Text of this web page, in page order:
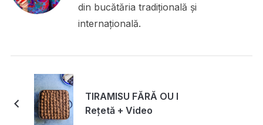
din bucătăria tradițională și
internațională.
TIRAMISU FĂRĂ OU I
Rețetă + Video